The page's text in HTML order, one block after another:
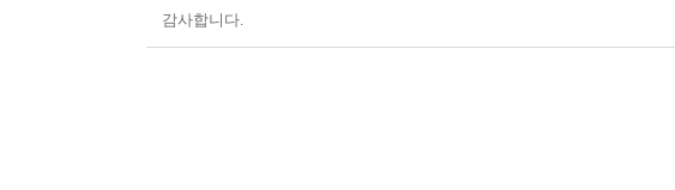
감사합니다.